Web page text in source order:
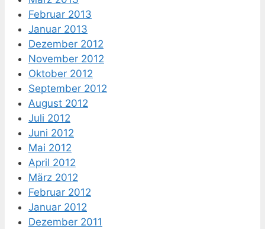
Februar 2013
Januar 2013
Dezember 2012
November 2012
Oktober 2012
September 2012
August 2012
Juli 2012
Juni 2012
Mai 2012
April 2012
März 2012
Februar 2012
Januar 2012
Dezember 2011